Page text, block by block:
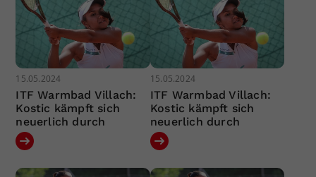
15.05.2024
ITF Warmbad Villach:
Kostic kämpft sich
neuerlich durch
15.05.2024
ITF Warmbad Villach:
Kostic kämpft sich
neuerlich durch